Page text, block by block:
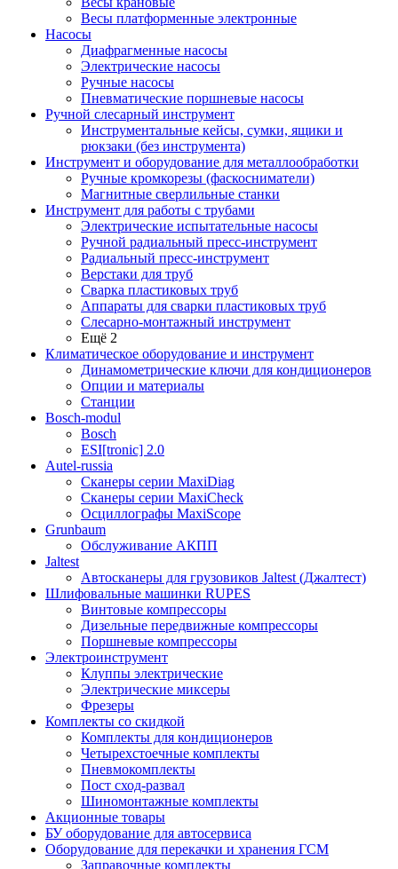
Весы платформенные электронные
Насосы
Диафрагменные насосы
Электрические насосы
Ручные насосы
Пневматические поршневые насосы
Ручной слесарный инструмент
Инструментальные кейсы, сумки, ящики и
рюкзаки (без инструмента)
Инструмент и оборудование для металлообработки
Ручные кромкорезы (фаскосниматели)
Магнитные сверлильные станки
Инструмент для работы с трубами
Электрические испытательные насосы
Ручной радиальный пресс-инструмент
Радиальный пресс-инструмент
Верстаки для труб
Сварка пластиковых труб
Аппараты для сварки пластиковых труб
Слесарно-монтажный инструмент
Ещё 2
Климатическое оборудование и инструмент
Динамометрические ключи для кондиционеров
Опции и материалы
Станции
Bosch-modul
Bosch
ESI[tronic] 2.0
Autel-russia
Сканеры серии MaxiDiag
Сканеры серии MaxiCheck
Осциллографы MaxiScope
Grunbaum
Обслуживание АКПП
Jaltest
Автосканеры для грузовиков Jaltest (Джалтест)
Шлифовальные машинки RUPES
Винтовые компрессоры
Дизельные передвижные компрессоры
Поршневые компрессоры
Электроинструмент
Клуппы электрические
Электрические миксеры
Фрезеры
Комплекты со скидкой
Комплекты для кондиционеров
Четырехстоечные комплекты
Пневмокомплекты
Пост сход-развал
Шиномонтажные комплекты
Акционные товары
БУ оборудование для автосервиса
Оборудование для перекачки и хранения ГСМ
Заправочные комплекты